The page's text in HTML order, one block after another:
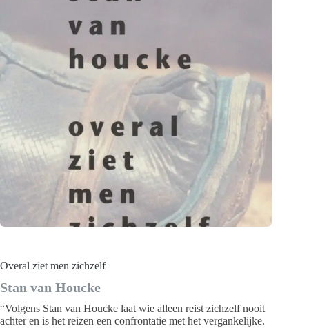
Overal ziet men zichzelf
Stan van Houcke
“Volgens Stan van Houcke laat wie alleen reist zichzelf nooit
achter en is het reizen een confrontatie met het vergankelijke.